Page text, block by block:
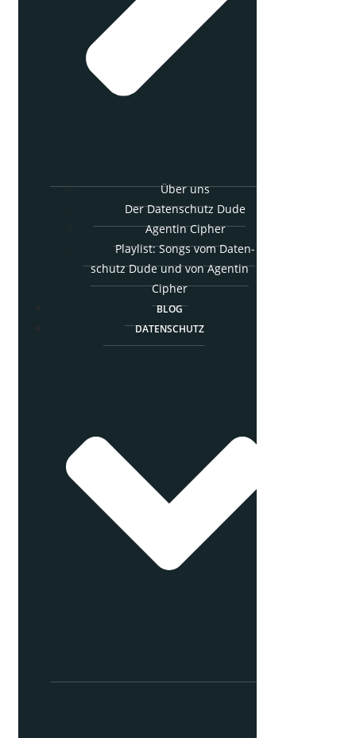
Über uns
Der Daten­schutz Dude
Agen­tin Cipher
Play­list: Songs vom Daten­
schutz Dude und von Agen­tin
Cipher
BLOG
DATEN­SCHUTZ